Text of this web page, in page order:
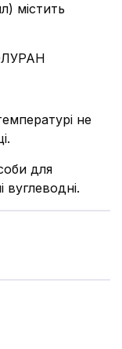
містить
не
для
вуглеводні.